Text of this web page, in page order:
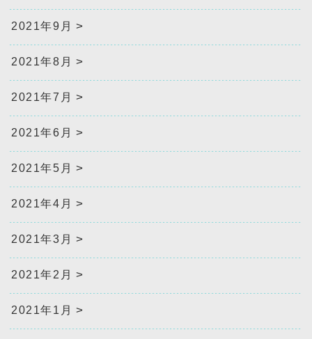
2021年9月
2021年8月
2021年7月
2021年6月
2021年5月
2021年4月
2021年3月
2021年2月
2021年1月